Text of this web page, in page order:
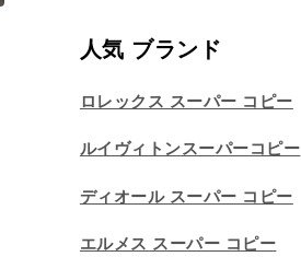
人気 ブランド
ロレックス スーパー コピー
ルイヴィトンスーパーコピー
ディオール スーパー コピー
エルメス スーパー コピー